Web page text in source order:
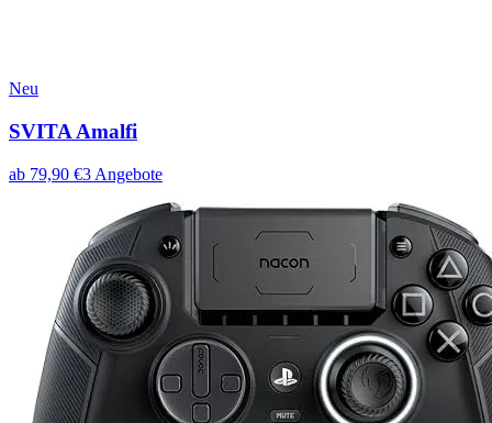
Neu
SVITA Amalfi
ab 79,90 €3 Angebote